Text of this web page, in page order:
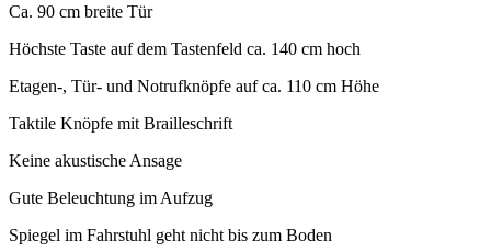
Ca. 90 cm breite Tür
Höchste Taste auf dem Tastenfeld ca. 140 cm hoch
Etagen-, Tür- und Notrufknöpfe auf ca. 110 cm Höhe
Taktile Knöpfe mit Brailleschrift
Keine akustische Ansage
Gute Beleuchtung im Aufzug
Spiegel im Fahrstuhl geht nicht bis zum Boden